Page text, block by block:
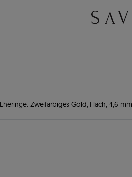
Eheringe: Zweifarbiges Gold, Flach, 4,6 mm